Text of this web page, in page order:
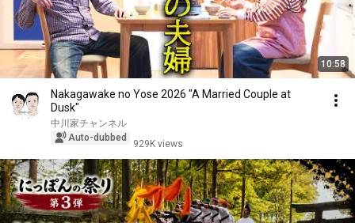
10:58
Nakagawake no Yose 2026 "A Married Couple at
Dusk"
中川家チャンネル
Auto-dubbed
929K views